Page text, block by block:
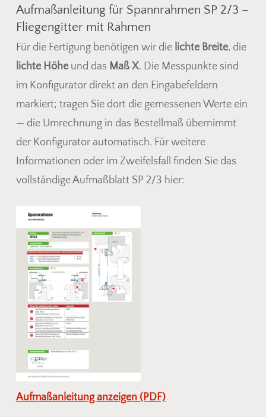
Aufmaßanleitung für Spannrahmen SP 2/3 –
Fliegengitter mit Rahmen
Für die Fertigung benötigen wir die lichte Breite, die
lichte Höheund das Maß X. Die Messpunkte sind
im Konfigurator direkt an den Eingabefeldern
markiert; tragen Sie dort die gemessenen Werte ein
— die Umrechnung in das Bestellmaß übernimmt
der Konfigurator automatisch. Für weitere
Informationen oder im Zweifelsfall finden Sie das
vollständige Aufmaßblatt SP 2/3 hier:
Aufmaßanleitung anzeigen (PDF)